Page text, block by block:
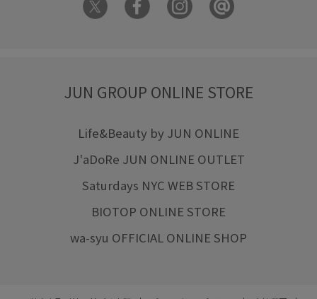
JUN GROUP ONLINE STORE
Life&Beauty by JUN ONLINE
J'aDoRe JUN ONLINE OUTLET
Saturdays NYC WEB STORE
BIOTOP ONLINE STORE
wa-syu OFFICIAL ONLINE SHOP